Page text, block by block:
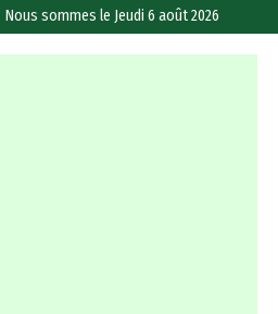
Nous sommes le Jeudi 6 août 2026